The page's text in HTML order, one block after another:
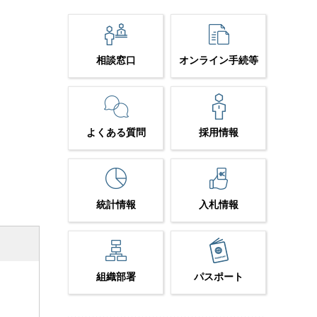
相談窓口 オンライン手続等
よくある質問 採用情報
統計情報 入札情報
組織部署 パスポート